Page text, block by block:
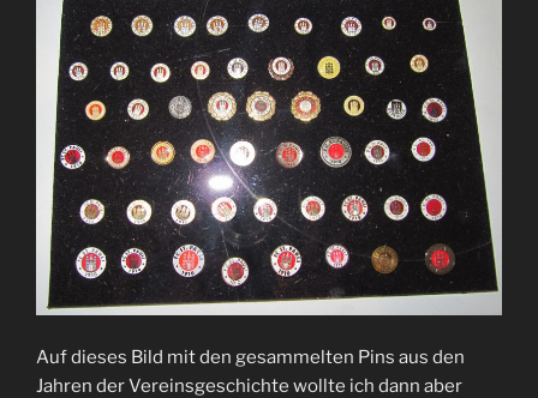
Auf dieses Bild mit den gesammelten Pins aus den
Jahren der Vereinsgeschichte wollte ich dann aber